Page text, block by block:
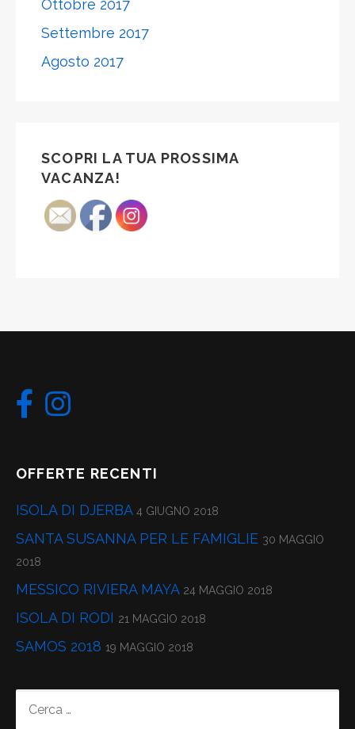
Ottobre 2017
Settembre 2017
Agosto 2017
SCOPRI LA TUA PROSSIMA
VACANZA!
OFFERTE RECENTI
ISOLA DI DJERBA 4 GIUGNO 2018
SANTA SUSANNA PER LE FAMIGLIE 30 MAGGIO
2018
MESSICO RIVIERA MAYA 24 MAGGIO 2018
ISOLA DI RODI 21 MAGGIO 2018
SAMOS 2018 19 MAGGIO 2018
PER: